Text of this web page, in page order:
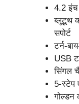
4.2 इंच
ब्लूटूथ
सपोर्ट
टर्न-
USB
सिंगल
5-स्टेप
गोल्डन